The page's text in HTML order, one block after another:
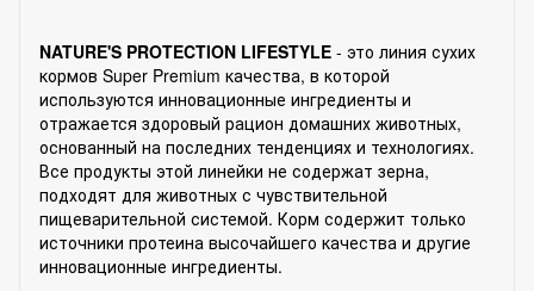
NATURE'S PROTECTION LIFESTYLE - это линия сухих
кормов Super Premium качества, в которой
используются инновационные ингредиенты и
отражается здоровый рацион домашних животных,
основанный на последних тенденциях и технологиях.
Все продукты этой линейки не содержат зерна,
подходят для животных с чувствительной
пищеварительной системой. Корм содержит только
источники протеина высочайшего качества и другие
инновационные ингредиенты.